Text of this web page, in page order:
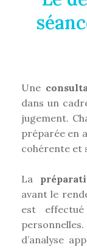
Une
dans un
jugement.
préparée en
cohérente et
La
avant le
est
d’analyse